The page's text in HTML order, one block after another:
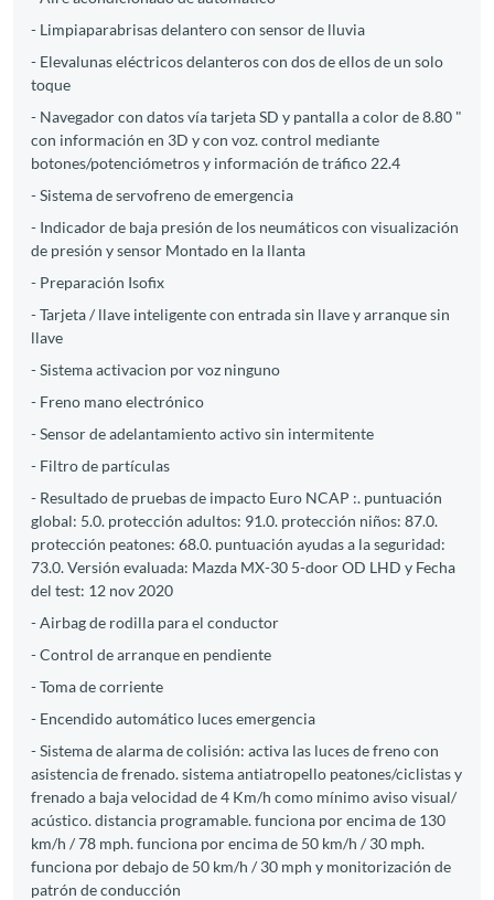
- Limpiaparabrisas delantero con sensor de lluvia
- Elevalunas eléctricos delanteros con dos de ellos de un solo
toque
- Navegador con datos vía tarjeta SD y pantalla a color de 8.80 "
con información en 3D y con voz. control mediante
botones/potenciómetros y información de tráfico 22.4
- Sistema de servofreno de emergencia
- Indicador de baja presión de los neumáticos con visualización
de presión y sensor Montado en la llanta
- Preparación Isofix
- Tarjeta / llave inteligente con entrada sin llave y arranque sin
llave
- Sistema activacion por voz ninguno
- Freno mano electrónico
- Sensor de adelantamiento activo sin intermitente
- Filtro de partículas
- Resultado de pruebas de impacto Euro NCAP :. puntuación
global: 5.0. protección adultos: 91.0. protección niños: 87.0.
protección peatones: 68.0. puntuación ayudas a la seguridad:
73.0. Versión evaluada: Mazda MX-30 5-door OD LHD y Fecha
del test: 12 nov 2020
- Airbag de rodilla para el conductor
- Control de arranque en pendiente
- Toma de corriente
- Encendido automático luces emergencia
- Sistema de alarma de colisión: activa las luces de freno con
asistencia de frenado. sistema antiatropello peatones/ciclistas y
frenado a baja velocidad de 4 Km/h como mínimo aviso visual/
acústico. distancia programable. funciona por encima de 130
km/h / 78 mph. funciona por encima de 50 km/h / 30 mph.
funciona por debajo de 50 km/h / 30 mph y monitorización de
patrón de conducción